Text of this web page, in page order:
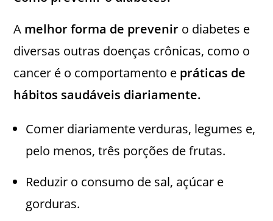
A melhor forma de prevenir o diabetes e
diversas outras doenças crônicas, como o
cancer é o comportamento e práticas de
hábitos saudáveis diariamente.
Comer diariamente verduras, legumes e,
pelo menos, três porções de frutas.
Reduzir o consumo de sal, açúcar e
gorduras.